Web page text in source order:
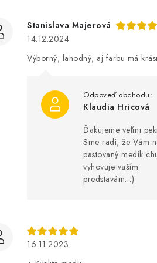
Stanislava Majerová
14.12.2024
Výborný, lahodný, aj farbu má
Klaudia Hricová
Ďakujeme veľmi
Sme radi, že Vám
pastovaný medík
vyhovuje vaším
predstavám. :)
16.11.2023